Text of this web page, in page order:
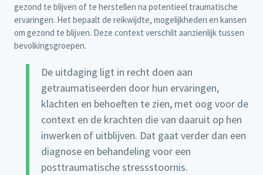
gezond te blijven of te herstellen na potentieel traumatische
ervaringen. Het bepaalt de reikwijdte, mogelijkheden en kansen
om gezond te blijven. Deze context verschilt aanzienlijk tussen
bevolkingsgroepen.
De uitdaging ligt in recht doen aan
getraumatiseerden door hun ervaringen,
klachten en behoeften te zien, met oog voor de
context en de krachten die van daaruit op hen
inwerken of uitblijven. Dat gaat verder dan een
diagnose en behandeling voor een
posttraumatische stressstoornis.